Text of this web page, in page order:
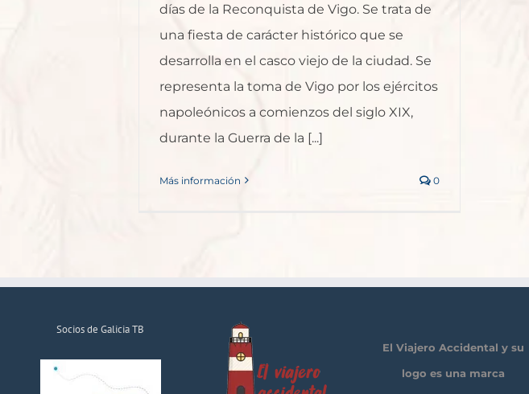
días de la Reconquista de Vigo. Se trata de
una fiesta de carácter histórico que se
desarrolla en el casco viejo de la ciudad. Se
representa la toma de Vigo por los ejércitos
napoleónicos a comienzos del siglo XIX,
durante la Guerra de la [...]
Más información 0
Socios de Galicia TB
El Viajero Accidental y su
logo es una marca